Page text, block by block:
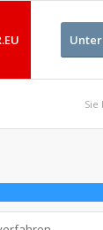
Sie